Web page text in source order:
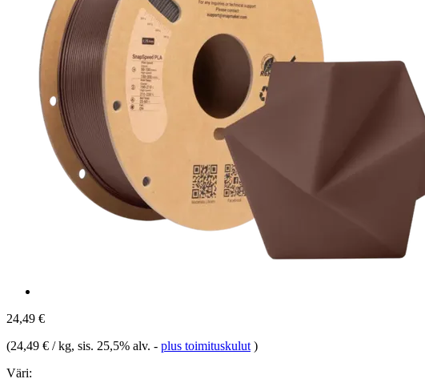
24,49 €
(24,49 € / kg, sis. 25,5% alv. - plus toimituskulut )
Väri: